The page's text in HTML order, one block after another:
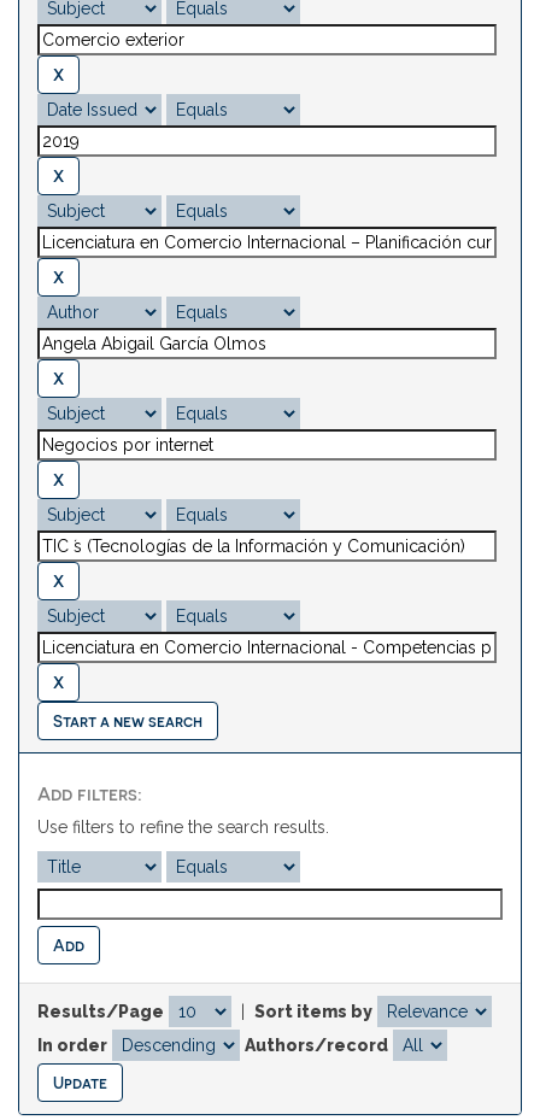
Start a new search
Add filters:
Use filters to refine the search results.
Results/Page
Sort items by
In order
Authors/record